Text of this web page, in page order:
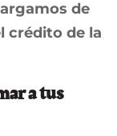
de
crédito de la
a tus